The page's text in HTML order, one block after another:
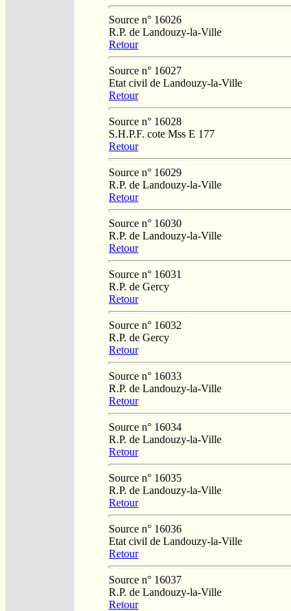
Source n° 16026
R.P. de Landouzy-la-Ville
Retour
Source n° 16027
Etat civil de Landouzy-la-Ville
Retour
Source n° 16028
S.H.P.F. cote Mss E 177
Retour
Source n° 16029
R.P. de Landouzy-la-Ville
Retour
Source n° 16030
R.P. de Landouzy-la-Ville
Retour
Source n° 16031
R.P. de Gercy
Retour
Source n° 16032
R.P. de Gercy
Retour
Source n° 16033
R.P. de Landouzy-la-Ville
Retour
Source n° 16034
R.P. de Landouzy-la-Ville
Retour
Source n° 16035
R.P. de Landouzy-la-Ville
Retour
Source n° 16036
Etat civil de Landouzy-la-Ville
Retour
Source n° 16037
R.P. de Landouzy-la-Ville
Retour